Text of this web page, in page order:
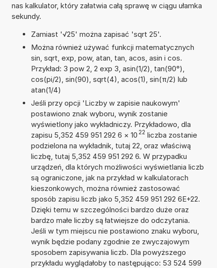
nas kalkulator, który załatwia całą sprawę w ciągu ułamka
sekundy.
Zamiast '√25' można zapisać 'sqrt 25'.
Można również używać funkcji matematycznych
sin, sqrt, exp, pow, atan, tan, acos, asin i cos.
Przykład: 3 pow 2, 2 exp 3, asin(1/2), tan(90°),
cos(pi/2), sin(90), sqrt(4), acos(1), sin(π/2) lub
atan(1/4)
Jeśli przy opcji 'Liczby w zapisie naukowym'
postawiono znak wyboru, wynik zostanie
wyświetlony jako wykładniczy. Przykładowo, dla
zapisu 5,352 459 951 292 6 × 10 22 liczba zostanie
podzielona na wykładnik, tutaj 22, oraz właściwą
liczbę, tutaj 5,352 459 951 292 6. W przypadku
urządzeń, dla których możliwości wyświetlania liczb
są ograniczone, jak na przykład w kalkulatorach
kieszonkowych, można również zastosować
sposób zapisu liczb jako 5,352 459 951 292 6E+22.
Dzięki temu w szczególności bardzo duże oraz
bardzo małe liczby są łatwiejsze do odczytania.
Jeśli w tym miejscu nie postawiono znaku wyboru,
wynik będzie podany zgodnie ze zwyczajowym
sposobem zapisywania liczb. Dla powyższego
przykładu wyglądałoby to następująco: 53 524 599